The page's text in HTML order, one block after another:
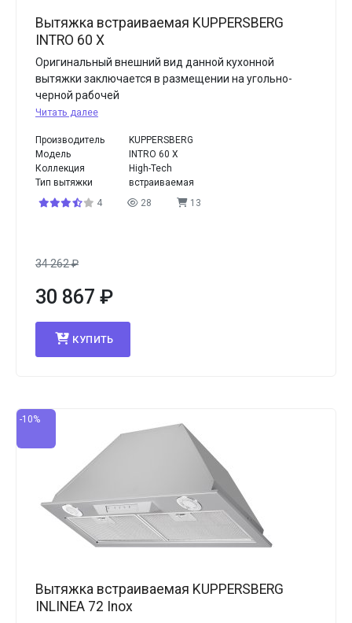
Вытяжка встраиваемая KUPPERSBERG
INTRO 60 X
Оригинальный внешний вид данной кухонной
вытяжки заключается в размещении на угольно-
черной рабочей
Читать далее
Производитель
KUPPERSBERG
Модель
INTRO 60 X
Коллекция
High-Tech
Тип вытяжки
встраиваемая
4
28 13
34 262₽
30 867 ₽
КУПИТЬ
-10%
Вытяжка встраиваемая KUPPERSBERG
INLINEA 72 Inox